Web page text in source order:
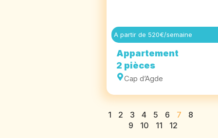
A partir de 520€/semaine
Appartement
2 pièces
Cap d’Agde
1 2 3 4 5 6 7
8
9
10 11 12